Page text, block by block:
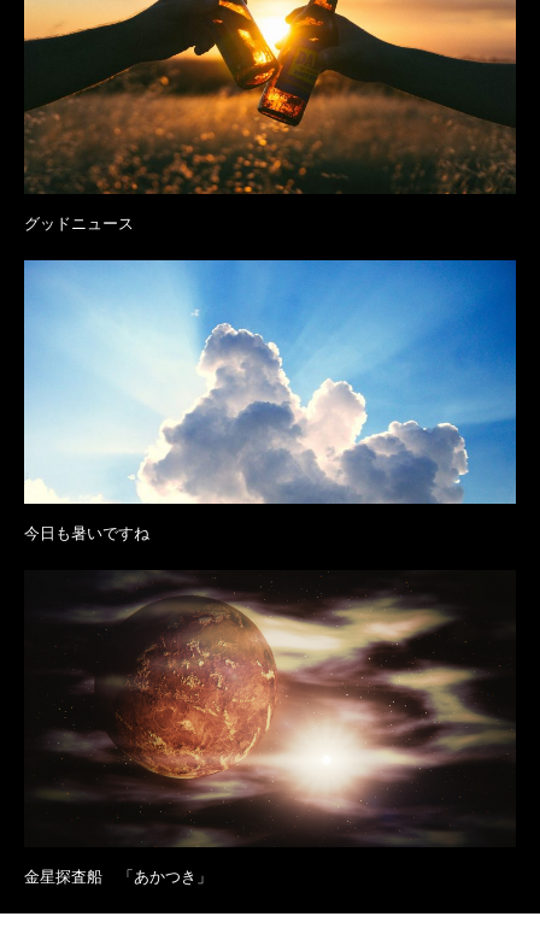
グッドニュース
今日も暑いですね
金星探査船 「あかつき」